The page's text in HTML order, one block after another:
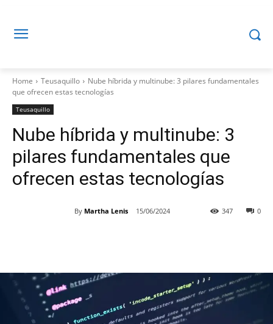
Home Teusaquillo
Nube híbrida y multinube: 3 pilares fundamentales
que ofrecen estas tecnologías
Teusaquillo
Nube híbrida y multinube: 3
pilares fundamentales que
ofrecen estas tecnologías
By Martha Lenis 15/06/2024 0
347